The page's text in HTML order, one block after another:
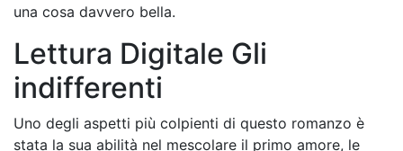
una cosa davvero bella.
Lettura Digitale Gli
indifferenti
Uno degli aspetti più colpienti di questo romanzo è
stata la sua abilità nel mescolare il primo amore, le